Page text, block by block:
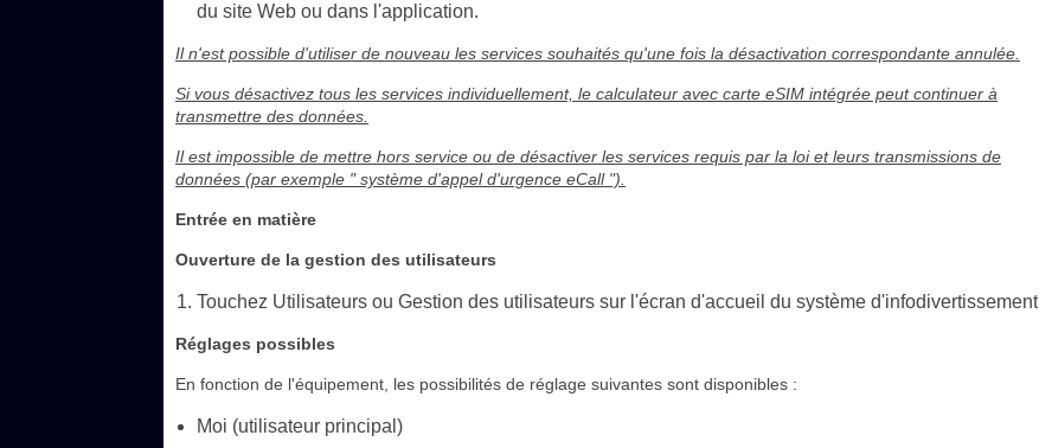
du site Web ou dans l'application.
Il n'est possible d'utiliser de nouveau les services souhaités qu'une fois la désactivation correspondante annulée.
Si vous désactivez tous les services individuellement, le calculateur avec carte eSIM intégrée peut continuer à
transmettre des données.
Il est impossible de mettre hors service ou de désactiver les services requis par la loi et leurs transmissions de
données (par exemple " système d'appel d'urgence eCall ").
Entrée en matière
Ouverture de la gestion des utilisateurs
Touchez Utilisateurs ou Gestion des utilisateurs sur l'écran d'accueil du système d'infodivertissement
Réglages possibles
En fonction de l'équipement, les possibilités de réglage suivantes sont disponibles :
Moi (utilisateur principal)